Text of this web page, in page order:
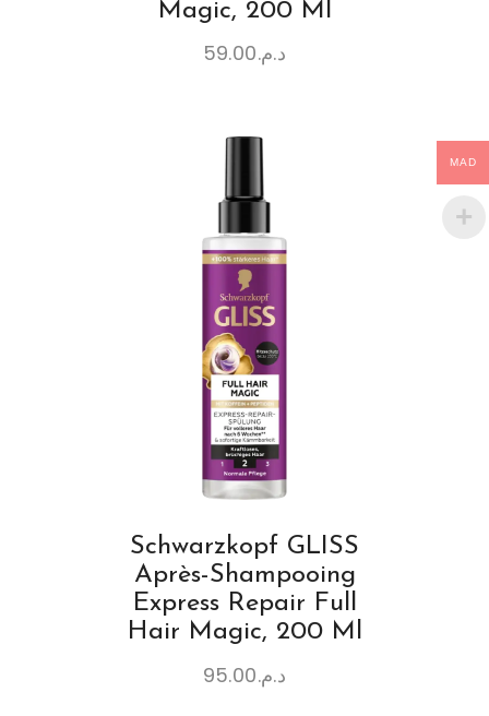
Magic, 200 Ml
د.م.59.00
Schwarzkopf GLISS
Après-Shampooing
Express Repair Full
Hair Magic, 200 Ml
د.م.95.00
MAD